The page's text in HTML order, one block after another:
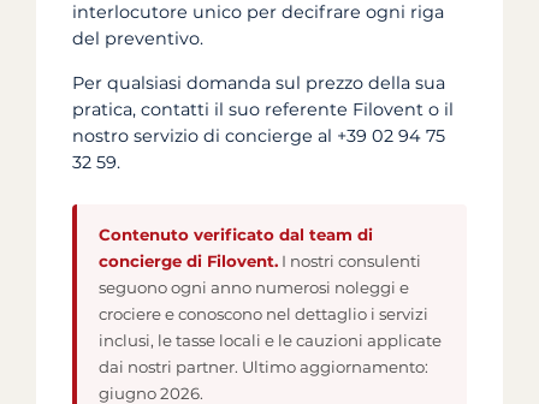
interlocutore unico per decifrare ogni riga
del preventivo.
Per qualsiasi domanda sul prezzo della sua
pratica, contatti il suo referente Filovent o il
nostro servizio di concierge al +39 02 94 75
32 59.
Contenuto verificato dal team di
concierge di Filovent. I nostri consulenti
seguono ogni anno numerosi noleggi e
crociere e conoscono nel dettaglio i servizi
inclusi, le tasse locali e le cauzioni applicate
dai nostri partner. Ultimo aggiornamento:
giugno 2026.